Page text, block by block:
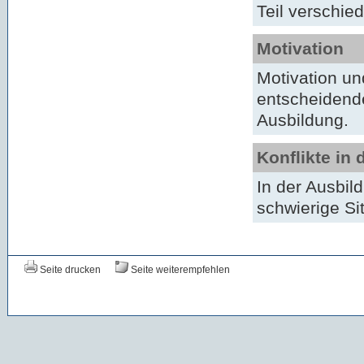
Teil
Motivation
Motivation
Ausbildung.
Konflikte in
In der
schwierige
Seite drucken Seite weiterempfehlen